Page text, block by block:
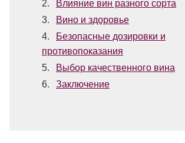
Влияние вин разного сорта
Вино и здоровье
Безопасные дозировки и
противопоказания
Выбор качественного вина
Заключение